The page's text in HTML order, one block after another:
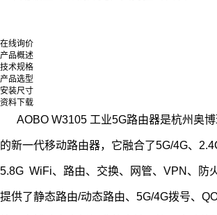
在线询价
产品概述
技术规格
产品选型
安装尺寸
资料下载
AOBO W3105 工业5G路由器是杭州奥
的新一代移动路由器，它融合了5G/4G、
5.8G WiFi、路由、交换、网管、VPN、防
提供了静态路由/动态路由、5G/4G拨号、